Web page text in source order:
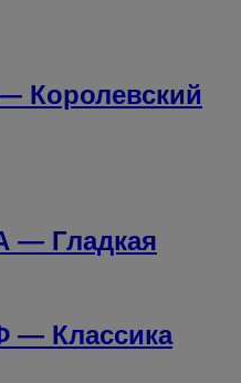
Гладкая
Классика